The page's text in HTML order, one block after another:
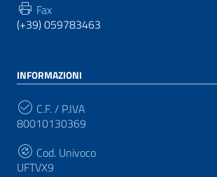
Fax
(+39) 059783463
INFORMAZIONI
C.F. / P.IVA
80010130369
Cod. Univoco
UFTVX9